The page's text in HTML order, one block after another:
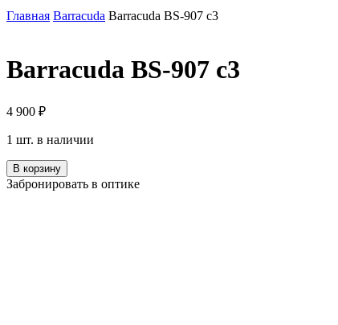
Главная Barracuda Barracuda BS-907 c3
Barracuda BS-907 c3
4 900 ₽
1 шт. в наличии
Количество
Barracuda
BS-
В корзину
Забронировать в оптике